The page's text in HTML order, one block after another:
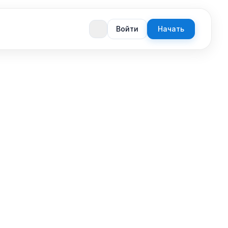
Войти Начать